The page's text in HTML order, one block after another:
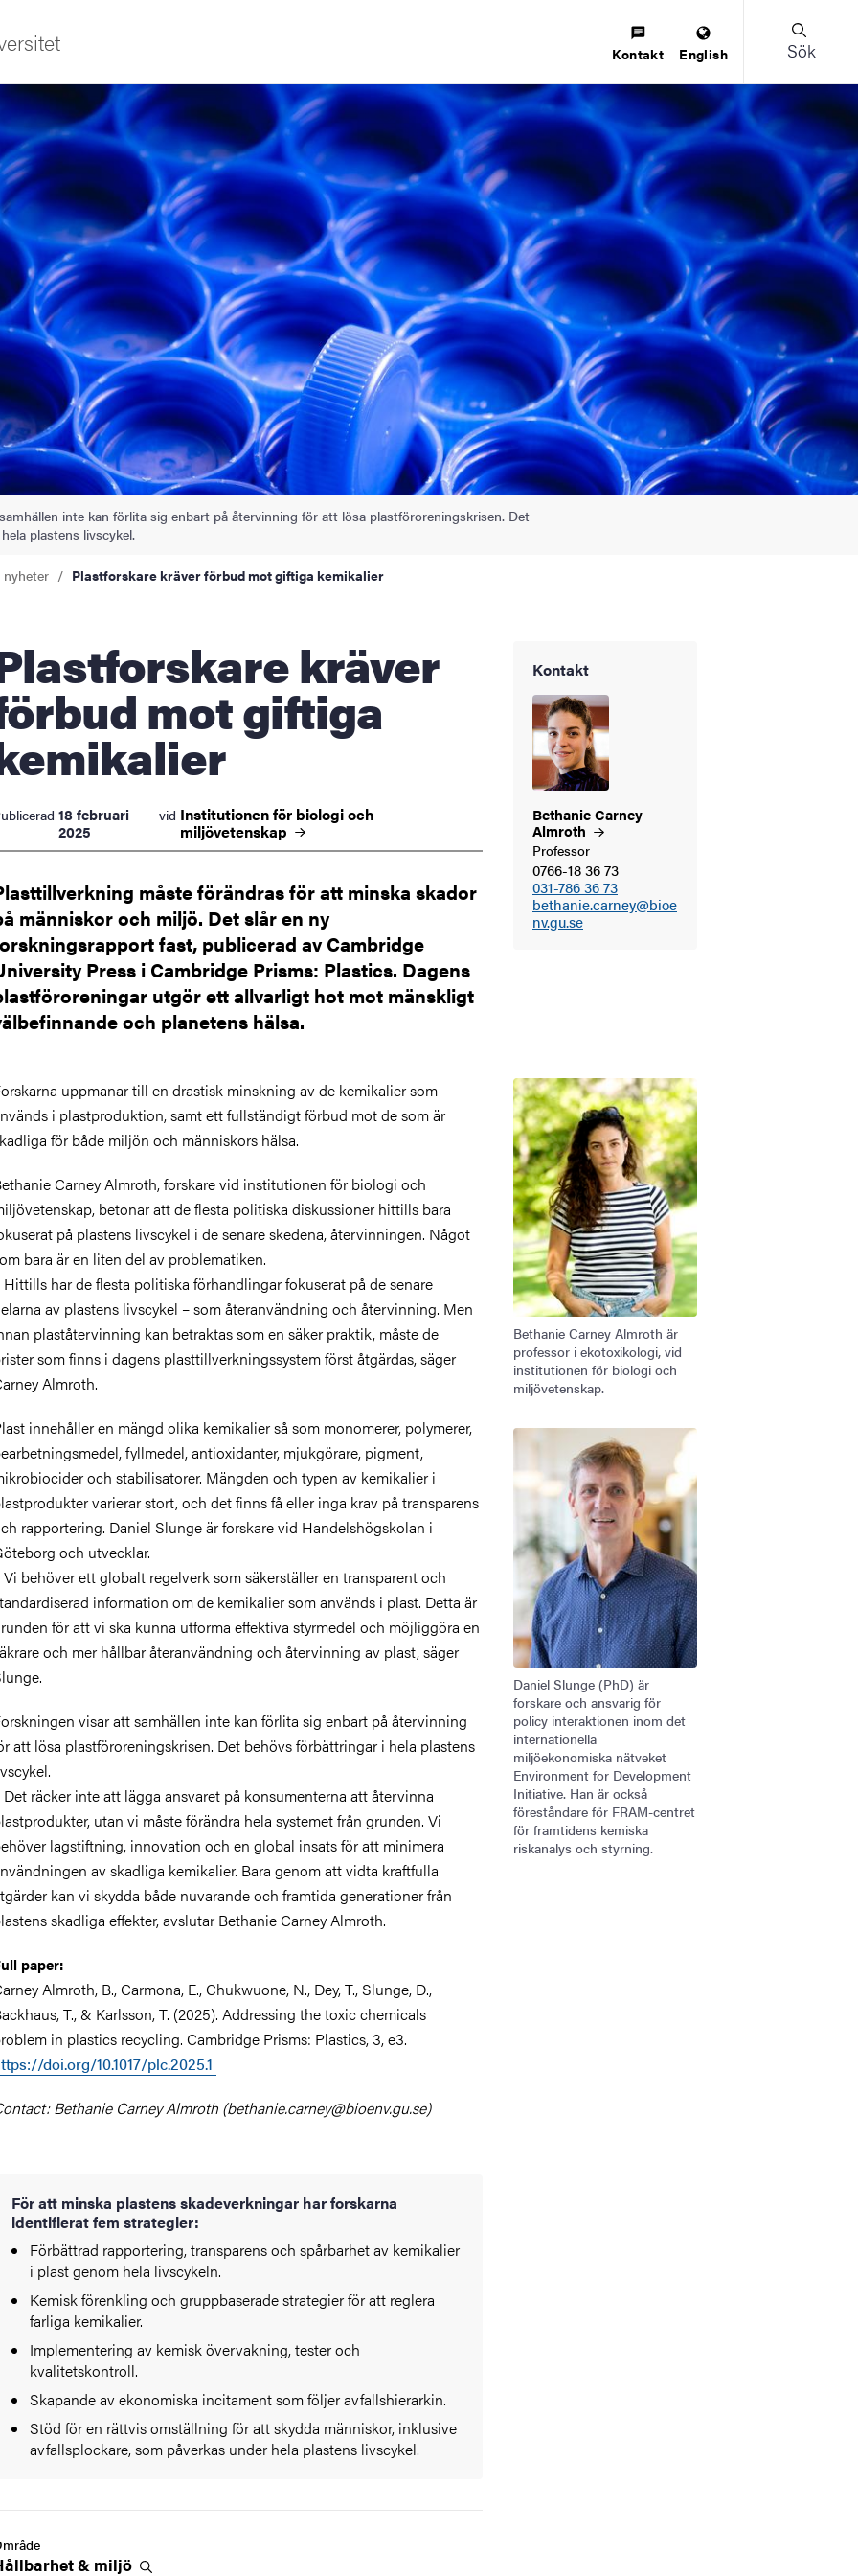
innovation
Kontakt English Sök
inte kan förlita sig enbart på återvinning för att lösa plastföroreningskrisen. Det
plastens livscykel.
nyheter Plastforskare kräver förbud mot giftiga kemikalier
kräver
mot giftiga
18 februari
2025
vid Institutionen för biologi och
miljövetenskap
måste förändras för att minska skador
människor och miljö. Det slår en ny
fast, publicerad av Cambridge
Press i Cambridge Prisms: Plastics. Dagens
utgör ett allvarligt hot mot mänskligt
och planetens hälsa.
Kontakt
Bethanie Carney
Almroth
Professor
0766-18 36 73
031-786 36 73
bethanie.carney@bioe
nv.gu.se
Bild
Bethanie Carney Almroth är
professor i ekotoxikologi, vid
institutionen för biologi och
miljövetenskap.
uppmanar till en drastisk minskning av de kemikalier som
i plastproduktion, samt ett fullständigt förbud mot de som är
för både miljön och människors hälsa.
Carney Almroth, forskare vid institutionen för biologi och
betonar att de flesta politiska diskussioner hittills bara
på plastens livscykel i de senare skedena, återvinningen. Något
bara är en liten del av problematiken.
Hittills har de flesta politiska förhandlingar fokuserat på de senare
av plastens livscykel – som återanvändning och återvinning. Men
plaståtervinning kan betraktas som en säker praktik, måste de
som finns i dagens plasttillverkningssystem först åtgärdas, säger
Almroth.
Bild
Daniel Slunge (PhD) är
forskare och ansvarig för
policy interaktionen inom det
internationella
miljöekonomiska nätveket
Environment for Development
Initiative. Han är också
föreståndare för FRAM-centret
för framtidens kemiska
riskanalys och styrning.
innehåller en mängd olika kemikalier så som monomerer, polymerer,
fyllmedel, antioxidanter, mjukgörare, pigment,
och stabilisatorer. Mängden och typen av kemikalier i
varierar stort, och det finns få eller inga krav på transparens
rapportering. Daniel Slunge är forskare vid Handelshögskolan i
och utvecklar.
Vi behöver ett globalt regelverk som säkerställer en transparent och
information om de kemikalier som används i plast. Detta är
för att vi ska kunna utforma effektiva styrmedel och möjliggöra en
och mer hållbar återanvändning och återvinning av plast, säger
visar att samhällen inte kan förlita sig enbart på återvinning
att lösa plastföroreningskrisen. Det behövs förbättringar i hela plastens
Det räcker inte att lägga ansvaret på konsumenterna att återvinna
utan vi måste förändra hela systemet från grunden. Vi
lagstiftning, innovation och en global insats för att minimera
av skadliga kemikalier. Bara genom att vidta kraftfulla
kan vi skydda både nuvarande och framtida generationer från
skadliga effekter, avslutar Bethanie Carney Almroth.
paper:
Almroth, B., Carmona, E., Chukwuone, N., Dey, T., Slunge, D.,
T., & Karlsson, T. (2025). Addressing the toxic chemicals
in plastics recycling. Cambridge Prisms: Plastics, 3, e3.
doi.org/10.1017/plc.2025.1
Bethanie Carney Almroth (bethanie.carney@bioenv.gu.se)
För att minska plastens skadeverkningar har forskarna
identifierat fem strategier:
Förbättrad rapportering, transparens och spårbarhet av kemikalier
i plast genom hela livscykeln.
Kemisk förenkling och gruppbaserade strategier för att reglera
farliga kemikalier.
Implementering av kemisk övervakning, tester och
kvalitetskontroll.
Skapande av ekonomiska incitament som följer avfallshierarkin.
Stöd för en rättvis omställning för att skydda människor, inklusive
avfallsplockare, som påverkas under hela plastens livscykel.
& miljö